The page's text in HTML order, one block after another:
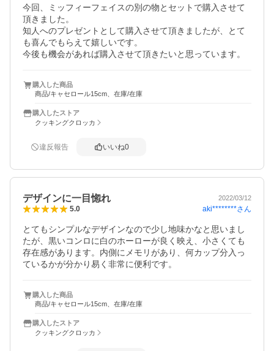
今回、ミッフィーフェイスの別の物とセットで購入させて
頂きました。
知人へのプレゼントとして購入させて頂きましたが、とて
も喜んでもらえて嬉しいです。
今後も機会があれば購入させて頂きたいと思っています。
購入した商品
商品/キャセロール15cm、在庫/在庫
購入したストア
クッキングクロッカ
違反報告 いいね0
デザインに一目惚れ 2022/03/12
5.0 aki********さん
とてもシンプルなデザインなので少し地味かなと思いまし
たが、黒いコンロに白のホーローが良く映え、小さくても
存在感があります。内側にメモリがあり、何カップ分入っ
ているかが分かり易く非常に便利です。
購入した商品
商品/キャセロール15cm、在庫/在庫
購入したストア
クッキングクロッカ